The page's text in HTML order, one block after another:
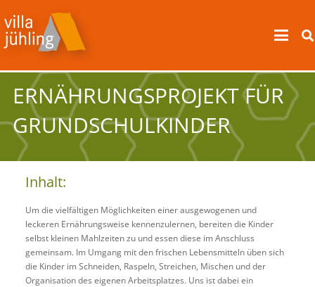
ERNÄHRUNGSPROJEKT FÜR
GRUNDSCHULKINDER
Inhalt:
Um die vielfältigen Möglichkeiten einer ausgewogenen und
leckeren Ernährungsweise kennenzulernen, bereiten die Kinder
selbst kleinen Mahlzeiten zu und essen diese im Anschluss
gemeinsam. Im Umgang mit den frischen Lebensmitteln üben sich
die Kinder im Schneiden, Raspeln, Streichen, Mischen und der
Organisation des eigenen Arbeitsplatzes. Uns ist dabei ein